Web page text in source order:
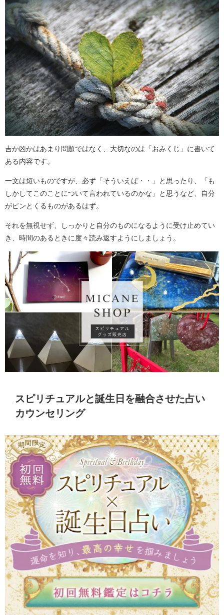
吉か凶かはあまり問題ではなく、大切なのは「おみくじ」に書いて
ある内容です。
一文は短いものですが、必ず「そういえば・・」と思ったり、「も
しかしてこのことについて言われているのかな」と思うなど、自分
がピンとくるものがあるはず。
それを無視せず、しっかりと自分のものになるように受け止めてい
き、時間のあるときに度々読み返すようにしましょう。
スピリチュアルと誕生日を融合させた占い
カウンセリング